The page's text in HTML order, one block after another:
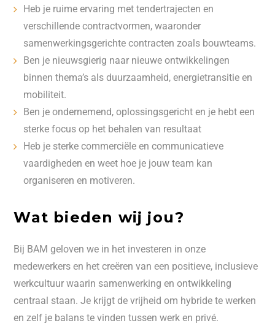
Heb je ruime ervaring met tendertrajecten en
verschillende contractvormen, waaronder
samenwerkingsgerichte contracten zoals bouwteams.
Ben je nieuwsgierig naar nieuwe ontwikkelingen
binnen thema’s als duurzaamheid, energietransitie en
mobiliteit.
Ben je ondernemend, oplossingsgericht en je hebt een
sterke focus op het behalen van resultaat
Heb je sterke commerciële en communicatieve
vaardigheden en weet hoe je jouw team kan
organiseren en motiveren.
Wat bieden wij jou?
Bij BAM geloven we in het investeren in onze
medewerkers en het creëren van een positieve, inclusieve
werkcultuur waarin samenwerking en ontwikkeling
centraal staan. Je krijgt de vrijheid om hybride te werken
en zelf je balans te vinden tussen werk en privé.